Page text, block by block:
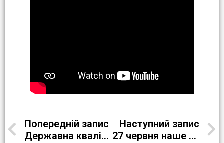
Попередній запис
Державна кваліфікаційна атестація в групі Л-22-3
Наступний запис
27 червня наше відділення перегорнуло ще одну особливу сторінку своєї історії — відбувся урочистий захід, присвячений випуску 2024-2025 навчального року й останньому дзвонику.